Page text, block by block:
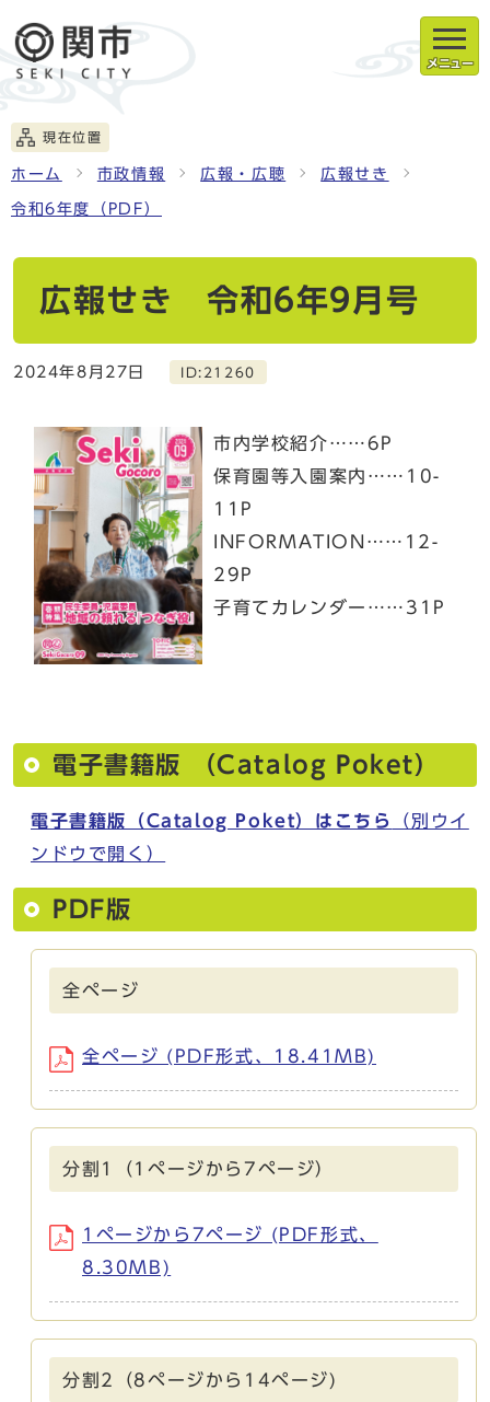
メニュー
現在位置
ホーム 市政情報 広報・広聴 広報せき
令和6年度（PDF）
広報せき 令和6年9月号
2024年8月27日 ID:21260
市内学校紹介……6P
保育園等入園案内……10-
11P
INFORMATION……12-
29P
子育てカレンダー……31P
電子書籍版 （Catalog Poket）
電子書籍版（Catalog Poket）はこちら
（別ウイ
ンドウで開く）
PDF版
全ページ
全ページ (PDF形式、18.41MB)
分割1（1ページから7ページ）
1ページから7ページ (PDF形式、
8.30MB)
分割2（8ページから14ページ)